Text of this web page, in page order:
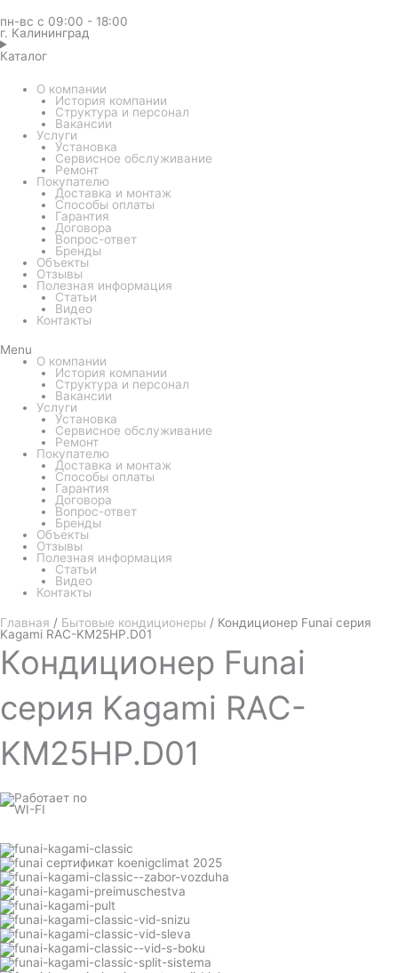
пн-вс с 09:00 - 18:00
г. Калининград
Каталог
О компании
История компании
Структура и персонал
Вакансии
Услуги
Установка
Сервисное обслуживание
Ремонт
Покупателю
Доставка и монтаж
Способы оплаты
Гарантия
Договора
Вопрос-ответ
Бренды
Объекты
Отзывы
Полезная информация
Статьи
Видео
Контакты
Menu
О компании
История компании
Структура и персонал
Вакансии
Услуги
Установка
Сервисное обслуживание
Ремонт
Покупателю
Доставка и монтаж
Способы оплаты
Гарантия
Договора
Вопрос-ответ
Бренды
Объекты
Отзывы
Полезная информация
Статьи
Видео
Контакты
Главная / Бытовые кондиционеры / Кондиционер Funai серия
Kagami RAC-KM25HP.D01
Кондиционер Funai
серия Kagami RAC-
KM25HP.D01